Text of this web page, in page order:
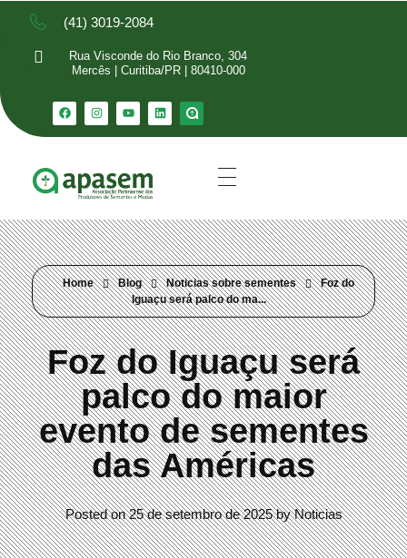
(41) 3019-2084
Rua Visconde do Rio Branco, 304
Mercês | Curitiba/PR | 80410-000
Home Blog Noticias sobre sementes
Foz do
Iguaçu será palco do ma...
Foz do Iguaçu será
palco do maior
evento de sementes
das Américas
Posted on 25 de setembro de 2025 by Noticias